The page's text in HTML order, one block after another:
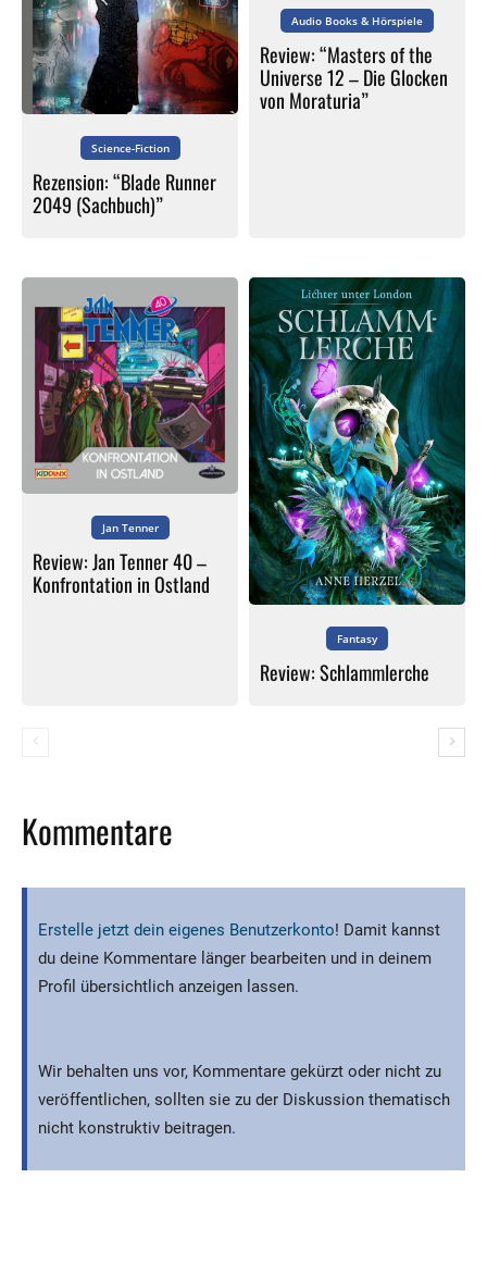
Science-Fiction
Rezension: “Blade Runner
2049 (Sachbuch)”
Audio Books & Hörspiele
Review: “Masters of the
Universe 12 – Die Glocken
von Moraturia”
Jan Tenner
Review: Jan Tenner 40 –
Konfrontation in Ostland
Fantasy
Review: Schlammlerche
Kommentare
Erstelle jetzt dein eigenes Benutzerkonto! Damit kannst
du deine Kommentare länger bearbeiten und in deinem
Profil übersichtlich anzeigen lassen.
Wir behalten uns vor, Kommentare gekürzt oder nicht zu
veröffentlichen, sollten sie zu der Diskussion thematisch
nicht konstruktiv beitragen.